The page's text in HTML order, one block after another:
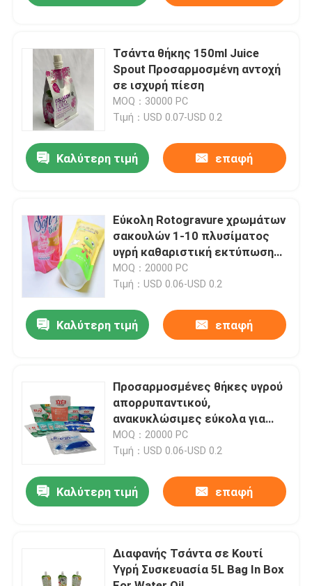
Προϊόντα
Περίπου εμείς
Γύρος εργοστασίων
Μας ελάτε σε επαφή με
Ειδήσεις
Περιπτώσεις
Θήκη συσκευασίας στομίου
Τσάντα θήκης 150ml Juice
Spout Προσαρμοσμένη αντοχή
σε ισχυρή πίεση
MOQ：30000 PC
Τιμή：USD 0.07-USD 0.2
Καλύτερη τιμή επαφή
Εύκολη Rotogravure χρωμάτων
σακουλών 1-10 πλυσίματος
υγρή καθαριστική εκτύπωση
όπως προσαρμόζεται
MOQ：20000 PC
Τιμή：USD 0.06-USD 0.2
Καλύτερη τιμή επαφή
Προσαρμοσμένες θήκες υγρού
απορρυπαντικού,
ανακυκλώσιμες εύκολα για
απορρυπαντικό πλυντηρίου
MOQ：20000 PC
Τιμή：USD 0.06-USD 0.2
Καλύτερη τιμή επαφή
Διαφανής Τσάντα σε Κουτί
Υγρή Συσκευασία 5L Bag In Box